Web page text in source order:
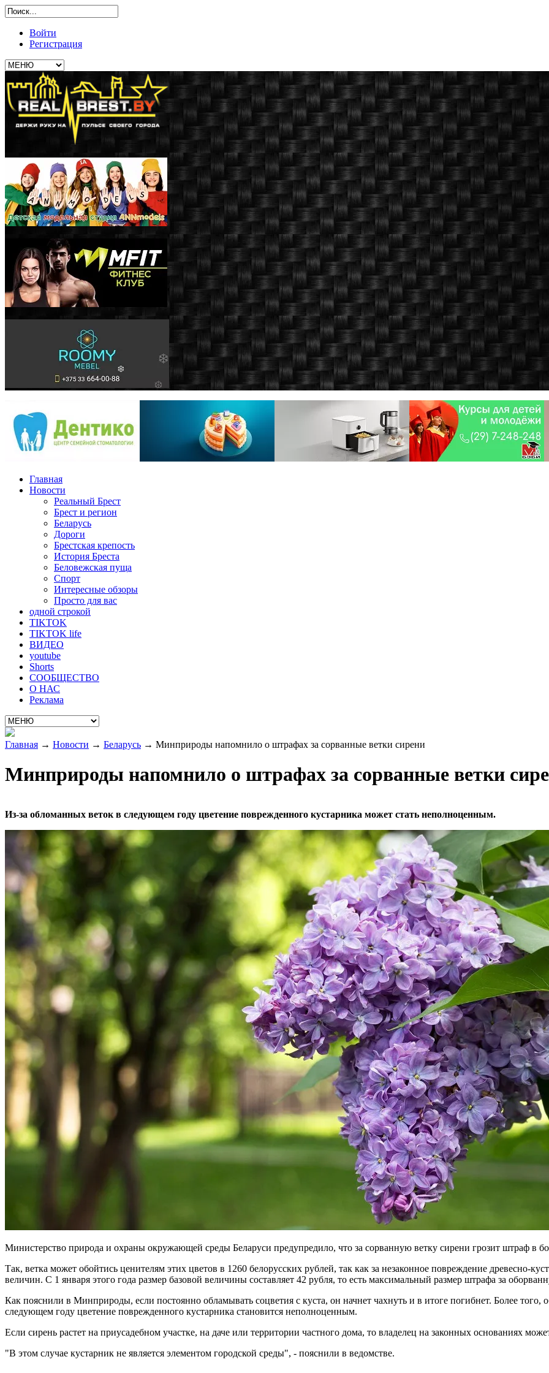
Войти
Регистрация
Главная
Новости
Реальный Брест
Брест и регион
Беларусь
Дороги
Брестская крепость
История Бреста
Беловежская пуща
Спорт
Интересные обзоры
Просто для вас
одной строкой
TIKTOK
TIKTOK life
ВИДЕО
youtube
Shorts
СООБЩЕСТВО
О НАС
Реклама
Главная → Новости → Беларусь → Минприроды напомнило о штрафах за сорванные ветки сирени
Минприроды напомнило о штрафах за сорванные ветки
Из-за обломанных веток в следующем году цветение поврежденного кустарника может стать неполноценным.
Министерство природа и охраны окружающей среды Беларуси предупредило, что за сорванную ветку сирени грозит штраф в
Так, ветка может обойтись ценителям этих цветов в 1260 белорусских рублей, так как за незаконное повреждение древесно-
величин. С 1 января этого года размер базовой величины составляет 42 рубля, то есть максимальный размер штрафа за
Как пояснили в Минприроды, если постоянно обламывать соцветия с куста, он начнет чахнуть и в итоге погибнет. Более того,
следующем году цветение поврежденного кустарника становится неполноценным.
Если сирень растет на приусадебном участке, на даче или территории частного дома, то владелец на законных основаниях
"В этом случае кустарник не является элементом городской среды", - пояснили в ведомстве.